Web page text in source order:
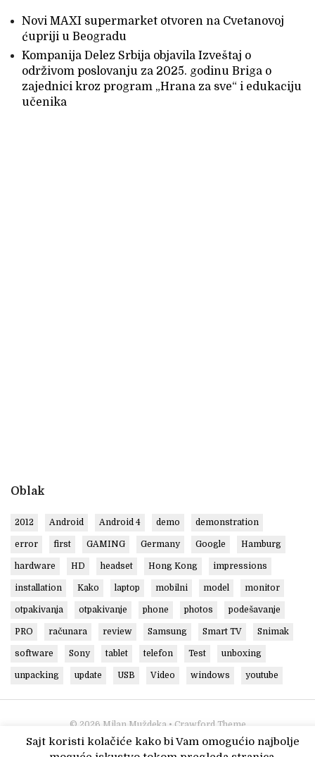
Novi MAXI supermarket otvoren na Cvetanovoj
ćupriji u Beogradu
Kompanija Delez Srbija objavila Izveštaj o
održivom poslovanju za 2025. godinu Briga o
zajednici kroz program „Hrana za sve“ i edukaciju
učenika
Oblak
2012 Android Android 4 demo demonstration
error first GAMING Germany Google Hamburg
hardware HD headset Hong Kong impressions
installation Kako laptop mobilni model monitor
otpakivanja otpakivanje phone photos podešavanje
PRO računara review Samsung Smart TV Snimak
software Sony tablet telefon Test unboxing
unpacking update USB Video windows youtube
© 2026 Milan Muždeka • Crawford Theme
Sajt koristi kolačiće kako bi Vam omogućio najbolje